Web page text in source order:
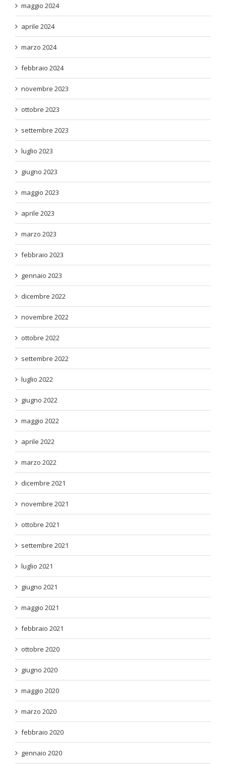
maggio 2024
aprile 2024
marzo 2024
febbraio 2024
novembre 2023
ottobre 2023
settembre 2023
luglio 2023
giugno 2023
maggio 2023
aprile 2023
marzo 2023
febbraio 2023
gennaio 2023
dicembre 2022
novembre 2022
ottobre 2022
settembre 2022
luglio 2022
giugno 2022
maggio 2022
aprile 2022
marzo 2022
dicembre 2021
novembre 2021
ottobre 2021
settembre 2021
luglio 2021
giugno 2021
maggio 2021
febbraio 2021
ottobre 2020
giugno 2020
maggio 2020
marzo 2020
febbraio 2020
gennaio 2020